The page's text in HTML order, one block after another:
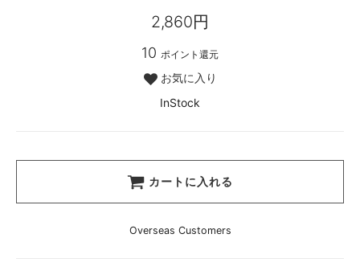
2,860円
10 ポイント還元
お気に入り
InStock
カートに入れる
Overseas Customers